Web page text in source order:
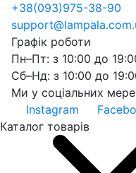
+38(093)975-38-90
Графік роботи
Пн–Пт: з 10:00 до
Сб–Нд: з 10:00 до
Ми у соціальних
Instagram
Каталог товарів